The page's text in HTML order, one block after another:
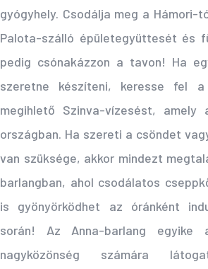
gyógyhely. Csodálja meg a Hámori-
Palota-szálló épületegyüttesét és
pedig csónakázzon a tavon! Ha
szeretne készíteni, keresse fel
megihlető Szinva-vízesést, amely
országban. Ha szereti a csöndet
van szüksége, akkor mindezt
barlangban, ahol csodálatos
is gyönyörködhet az óránként
során! Az Anna-barlang
nagyközönség számára